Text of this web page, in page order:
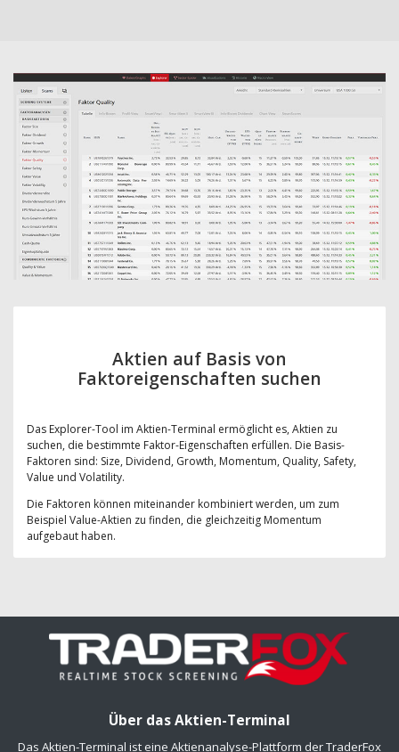
Aktien auf Basis von
Faktoreigenschaften suchen
Das Explorer-Tool im Aktien-Terminal ermöglicht es, Aktien zu
suchen, die bestimmte Faktor-Eigenschaften erfüllen. Die Basis-
Faktoren sind: Size, Dividend, Growth, Momentum, Quality, Safety,
Value und Volatility.
Die Faktoren können miteinander kombiniert werden, um zum
Beispiel Value-Aktien zu finden, die gleichzeitig Momentum
aufgebaut haben.
Über das Aktien-Terminal
Das Aktien-Terminal ist eine Aktienanalyse-Plattform der TraderFox